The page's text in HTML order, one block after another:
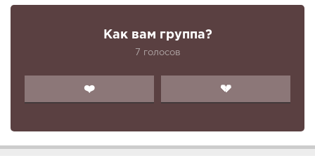
Как вам группа?
7 голосов
❤️ 💔